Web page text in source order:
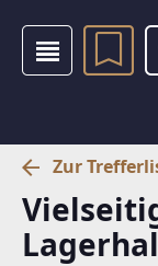
Zur